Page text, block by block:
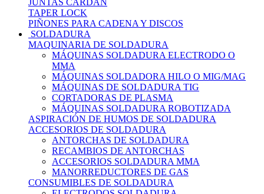
JUNTAS CARDAN
TAPER LOCK
PIÑONES PARA CADENA Y DISCOS
SOLDADURA
MAQUINARIA DE SOLDADURA
MÁQUINAS SOLDADURA ELECTRODO O
MMA
MÁQUINAS SOLDADORA HILO O MIG/MAG
MÁQUINAS DE SOLDADURA TIG
CORTADORAS DE PLASMA
MÁQUINAS SOLDADURA ROBOTIZADA
ASPIRACIÓN DE HUMOS DE SOLDADURA
ACCESORIOS DE SOLDADURA
ANTORCHAS DE SOLDADURA
RECAMBIOS DE ANTORCHAS
ACCESORIOS SOLDADURA MMA
MANORREDUCTORES DE GAS
CONSUMIBLES DE SOLDADURA